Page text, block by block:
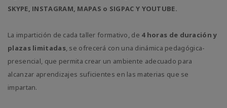
SKYPE, INSTAGRAM, MAPAS o SIGPAC Y YOUTUBE.
La impartición de cada taller formativo, de 4 horas de duración y
plazas limitadas, se ofrecerá con una dinámica pedagógica-
presencial, que permita crear un ambiente adecuado para
alcanzar aprendizajes suficientes en las materias que se
impartan.